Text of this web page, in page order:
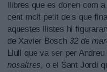
llibres que es donen com
cent molt petit dels que
aquestes llistes hi
de Xavier Bosch 32 de
Llull que va ser per
nosaltres, o el Sant Jordi